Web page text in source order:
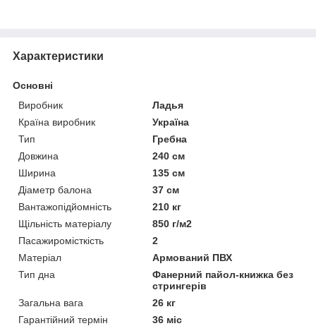
Характеристики
Основні
Виробник
Ладья
Країна виробник
Україна
Тип
Гребна
Довжина
240 см
Ширина
135 см
Діаметр балона
37 см
Вантажопідйомність
210 кг
Щільність матеріалу
850 г/м2
Пасажиромісткість
2
Матеріал
Армований ПВХ
Тип дна
Фанерний пайол-книжка без
стрингерів
Загальна вага
26 кг
Гарантійний термін
36 міс